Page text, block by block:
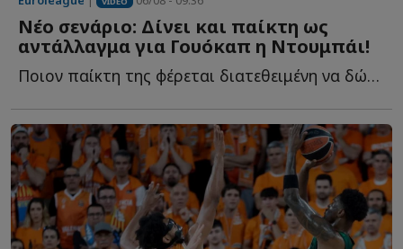
Νέο σενάριο: Δίνει και παίκτη ως
αντάλλαγμα για Γουόκαπ η Ντουμπάι!
Ποιον παίκτη της φέρεται διατεθειμένη να δώσει στον Ο...